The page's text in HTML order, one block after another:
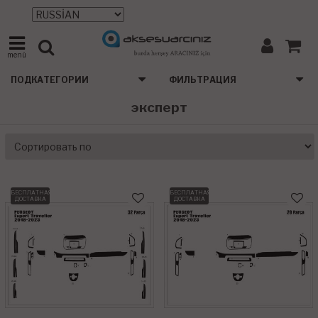
menü
ПОДКАТЕГОРИИ ФИЛЬТРАЦИЯ
эксперт
БЕСПЛАТНАЯ
ДОСТАВКА
БЕСПЛАТНАЯ
ДОСТАВКА